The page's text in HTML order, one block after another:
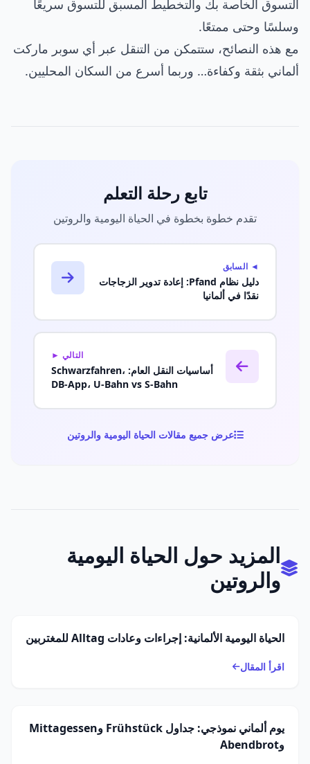
التسوق الخاصة بك والتخطيط المسبق للتسوق سريعًا
وسلسًا وحتى ممتعًا.
مع هذه النصائح، ستتمكن من التنقل عبر أي سوبر ماركت
ألماني بثقة وكفاءة… وربما أسرع من السكان المحليين.
تابع رحلة التعلم
تقدم خطوة بخطوة في الحياة اليومية والروتين
◄ السابق
دليل نظام Pfand: إعادة تدوير الزجاجات
نقدًا في ألمانيا
التالي ►
أساسيات النقل العام: Schwarzfahren،
DB-App، U-Bahn vs S-Bahn
عرض جميع مقالات الحياة اليومية والروتين
المزيد حول الحياة اليومية
والروتين
الحياة اليومية الألمانية: إجراءات وعادات Alltag للمغتربين
اقرأ المقال
يوم ألماني نموذجي: جداول Frühstück وMittagessen
وAbendbrot